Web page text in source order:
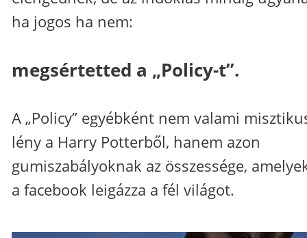
ha jogos ha nem:
megsértetted a „Policy-t”.
A „Policy” egyébként nem valami
lény a Harry Potterből, hanem azon
gumiszabályoknak az összessége,
a facebook leigázza a fél világot.